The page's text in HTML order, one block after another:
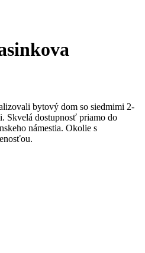
bytový dom so siedmimi 2-
Skvelá dostupnosť priamo do
námestia. Okolie s